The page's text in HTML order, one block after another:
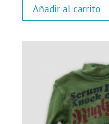
Añadir al carrito